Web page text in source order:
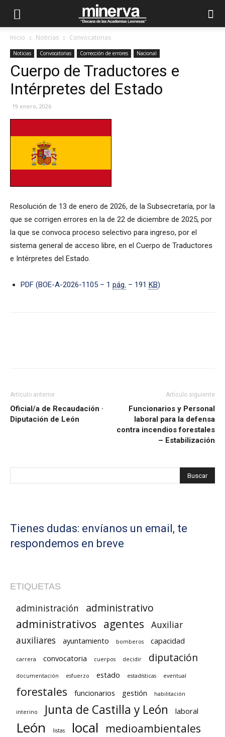
Inicio Noticias Convocatorias
Noticias Convocatorias Corrección de errores Nacional
Cuerpo de Traductores e
Intérpretes del Estado
19 enero, 2026
Resolución de 13 de enero de 2026, de la Subsecretaría, por la
que se corrigen errores en la de 22 de diciembre de 2025, por
la que se convoca proceso selectivo para ingreso, por el
sistema general de acceso libre, en el Cuerpo de Traductores
e Intérpretes del Estado.
PDF (BOE-A-2026-1105 – 1 pág. – 191 KB)
Artículo anterior
Oficial/a de Recaudación ·
Diputación de León
Artículo siguiente
Funcionarios y Personal
laboral para la defensa
contra incendios forestales
– Estabilización
Tienes dudas: envíanos un email, te
respondemos en breve
ETIQUETAS
administración administrativo
administrativos agentes
Auxiliar
auxiliares
ayuntamiento bomberos capacidad
carrera convocatoria cuerpos decidir diputación
documentación esfuerzo estado estadísticas eventual
forestales funcionarios gestión habilitación
interino Junta de Castilla y León laboral
León listas local medioambientales